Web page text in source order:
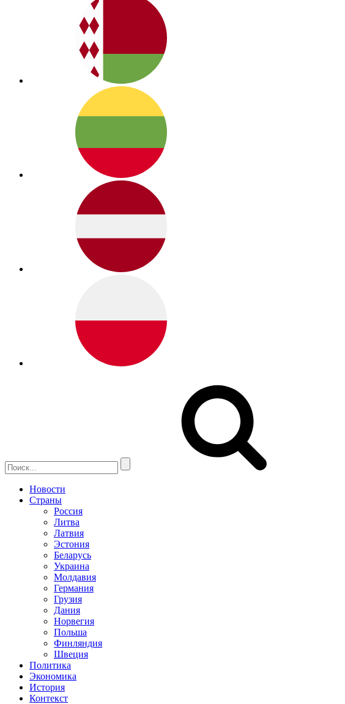
Новости
Страны
Россия
Литва
Латвия
Эстония
Беларусь
Украина
Молдавия
Германия
Грузия
Дания
Норвегия
Польша
Финляндия
Швеция
Политика
Экономика
История
Контекст